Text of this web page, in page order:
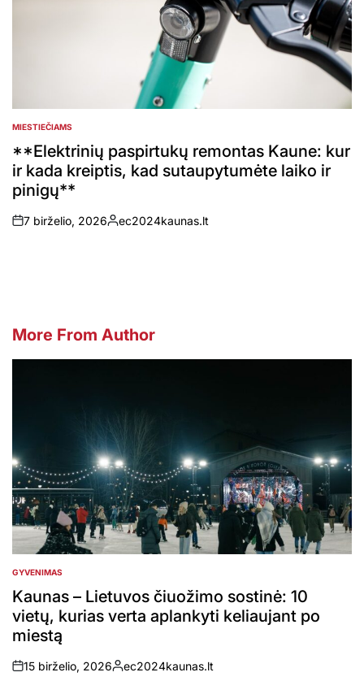
POSTED
MIESTIEČIAMS
**Elektrinių paspirtukų remontas Kaune: kur
ir kada kreiptis, kad sutaupytumėte laiko ir
pinigų**
on
7 birželio, 2026
Posted
ec2024kaunas.lt
More From Author
POSTED
IN
GYVENIMAS
Kaunas – Lietuvos čiuožimo sostinė: 10
vietų, kurias verta aplankyti keliaujant po
miestą
on
15 birželio, 2026
Posted
ec2024kaunas.lt